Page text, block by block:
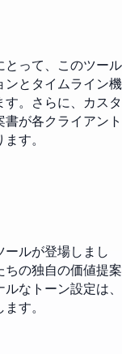
とって、このツール
ンとタイムライン機
。さらに、カスタ
が各クライアント
す。
ルが登場しまし
の独自の価値提案
なトーン設定は、
す。